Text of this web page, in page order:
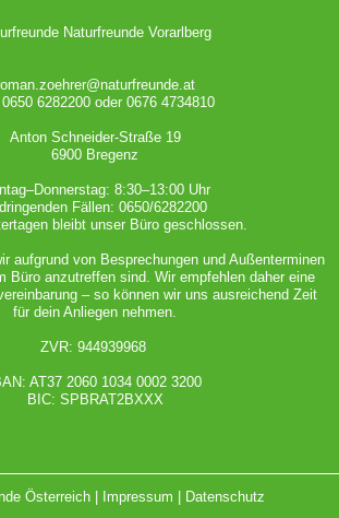
Naturfreunde Vorarlberg
6282200 oder 0676 4734810
Anton Schneider-Straße 19
6900 Bregenz
8:30–13:00 Uhr
dringenden Fällen: 0650/6282200
bleibt unser Büro geschlossen.
aufgrund von Besprechungen und Außenterminen
Büro anzutreffen sind. Wir empfehlen daher eine
– so können wir uns ausreichend Zeit
für dein Anliegen nehmen.
ZVR: 944939968
AT37 2060 1034 0002 3200
BIC: SPBRAT2BXXX
Österreich | Impressum Datenschutz